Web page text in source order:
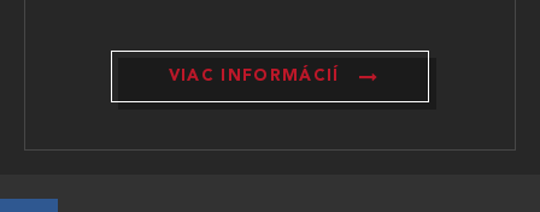
VIAC INFORMÁCIÍ